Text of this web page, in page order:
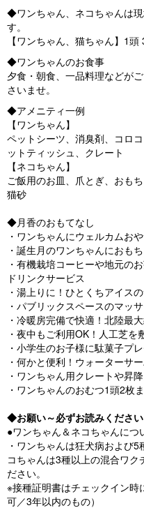
◆ワンちゃん、ネコちゃんは
す。
【ワンちゃん、猫ちゃん】1頭
◆ワンちゃんのお食事
夕食・朝食、一品料理などが
さいませ。
◆アメニティ一例
【ワンちゃん】
ペットシーツ、消臭剤、コロ
ットティッシュ、クレート
【ネコちゃん】
ご飯用のお皿、爪とぎ、おも
猫砂
◆月香のおもてなし
・ワンちゃんにウェルカムお
・誕生月のワンちゃんにおも
・有機栽培コーヒーや地元の
ドリンクサービス
・湯上りに！ひとくちアイス
・パブリックスペースのマッ
・冷暖房完備で快適！北陸最
・夜中もご利用OK！人工芝
・小学生のお子様に駄菓子プ
・何かと便利！ウォーターサ
・ワンちゃん用クレートや昇
・ワンちゃんのおむつ1頭2枚
◆お願い～必ずお読みくださ
●ワンちゃん＆ネコちゃんにつ
・ワンちゃんは狂犬病および
コちゃんは3種以上の混合ワク
ださい。
※接種証明書はチェックイン
可／3年以内のもの）